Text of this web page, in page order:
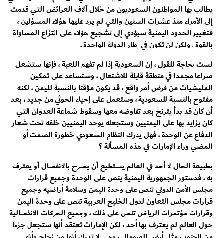
يطالب بها المواطنون السعوديون من خلال آلاف العرائض التي قدمت
إلى الأمراء منذ عشرات السنين والتي لم يرد عليها هؤلاء المسؤلين ،
فتغيير الحدود اليمنية سيؤدي إلى تشجيع هؤلاء على انتزاع المساواة
بالقوة ، ولكن لن تكون في إطار الدولة الواحدة .
لست بحاجة للقول ، إن السعودية إذا لم تفهم اللعبة ، فإنها ستشعل
صراعا مجمدا في منطقة قابلة للاشتعال ، وستساعد على تمكين
المليشيات من فرض أمر واقع ، قد يكون مؤقتا بالنسبة لليمن ، لكنه
مفتوح بالنسبة للسعودية ، وستعمل على إحياء الحوثي من جديد ، بعد
أن كان قد بدأ يترنح بعد تفاوضه معها وسقوط شماعة العدوان التي
كان يزايد بها على اليمنيين وستجعله يوحد اليمنيين خلفه تحت شعار
الدفاع عن الوحدة ، فهل يدرك النظام السعودي خطورة الصمت أو
المضي وراء الإمارات في هذه المسألة ؟
بطبيعة الحال لا أحد في العالم يستطيع أن يصرح بالانفصال أو يعترف
به ، فدستور الجمهورية اليمنية ينص على الوحدة وجميع قرارات
مجلس الأمن الدولي تنص على وحدة اليمن وسلامة أراضيه وجميع
قرارات مجلس التعاون لدول الخليج العربية تنص على وحدة اليمن
وقرارات مؤتمرات الرياض تنص على ذلك ، وجميع الحركات الانفصالية
حول العالم لم يعترف بها أحد ، لكن الإمارات تعتقد أنها ستجعل جزءا